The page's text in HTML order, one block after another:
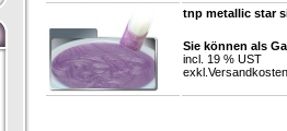
tnp metallic star
Sie können als
incl. 19 % UST
exkl. Versandkosten